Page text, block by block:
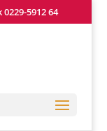
5912 64